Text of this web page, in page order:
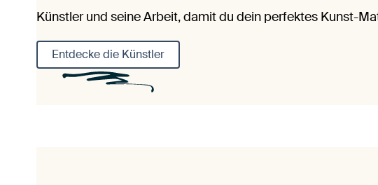
Künstler und seine Arbeit, damit du dein perfektes Kunst-
Entdecke die Künstler